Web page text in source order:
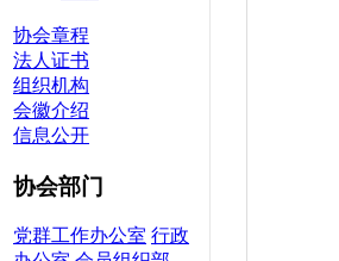
协会章程
法人证书
组织机构
会徽介绍
信息公开
协会部门
党群工作办公室 行政